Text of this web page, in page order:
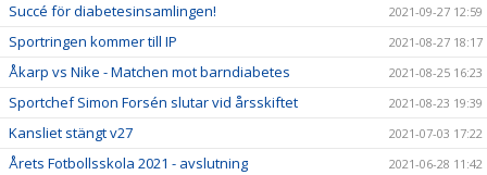
Succé för diabetesinsamlingen! 2021-09-27 12:59
Sportringen kommer till IP 2021-08-27 18:17
Åkarp vs Nike - Matchen mot barndiabetes 2021-08-25 16:23
Sportchef Simon Forsén slutar vid årsskiftet 2021-08-23 19:39
Kansliet stängt v27 2021-07-03 17:22
Årets Fotbollsskola 2021 - avslutning 2021-06-28 11:42